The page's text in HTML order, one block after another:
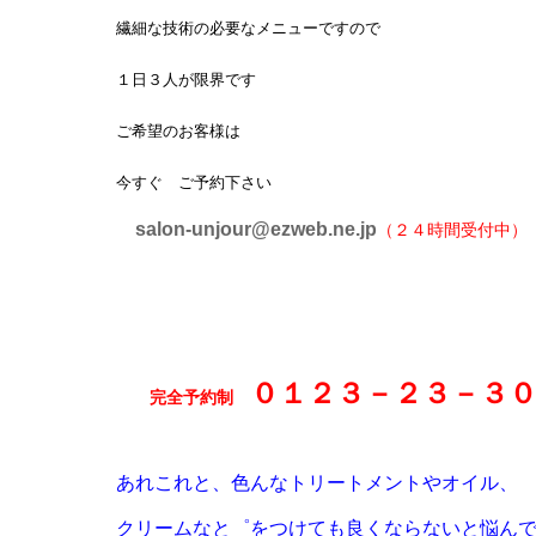
繊細な技術の必要なメニューですので
１日３人が限界です
ご希望のお客様は
今すぐ ご予約下さい
salon-unjour@ezweb.ne.jp （２４時間受付中）
完全予約制 ０１２３－２３－３
あれこれと、色んなトリートメントやオイル、
クリームなと゜をつけても良くならないと悩んで